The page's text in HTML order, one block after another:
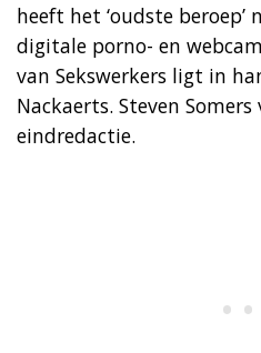
heeft het ‘oudste
digitale porno- en
van Sekswerkers ligt in
Nackaerts. Steven
eindredactie.